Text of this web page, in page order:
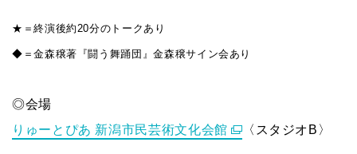
★＝終演後約20分のトークあり
◆＝金森穣著『闘う舞踊団』金森穣サイン会あり
◎会場
りゅーとぴあ 新潟市民芸術文化会館
〈スタジオB〉